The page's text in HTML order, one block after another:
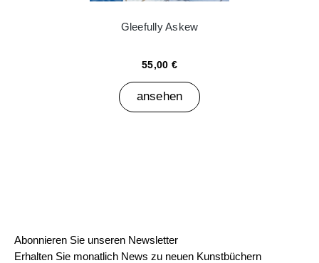
Gleefully Askew
55,00 €
ansehen
Abonnieren Sie unseren Newsletter
Erhalten Sie monatlich News zu neuen Kunstbüchern